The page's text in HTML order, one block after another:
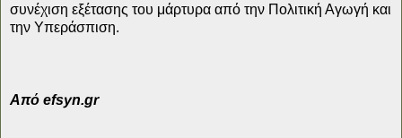
συνέχιση εξέτασης του μάρτυρα από την Πολιτική Αγωγή και
την Υπεράσπιση.
Από efsyn.gr